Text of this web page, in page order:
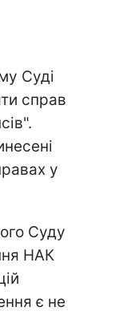
Суді
справ
у
Суду
НАК
є не